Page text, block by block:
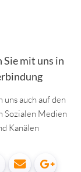
Sie mit uns in
uns auch auf den
Sozialen Medien
Kanälen